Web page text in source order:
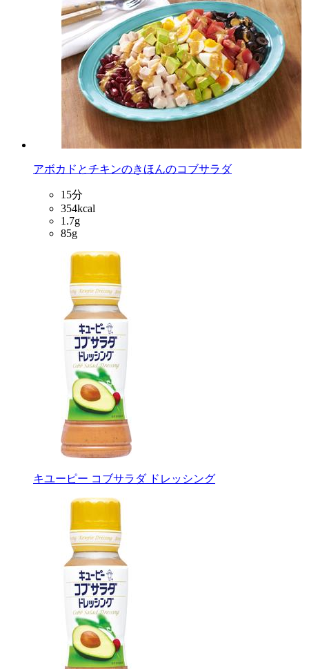
アボカドとチキンのきほんのコブサラダ
15分
354kcal
1.7g
85g
キユーピー コブサラダ ドレッシング